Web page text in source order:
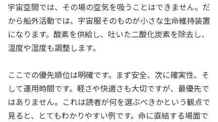
宇宙空間では、その場の空気を吸うことはできません。だ
から船外活動では、宇宙服そのものが小さな生命維持装置
になります。酸素を供給し、吐いた二酸化炭素を除去し、
温度や湿度も調整します。
ここでの優先順位は明確です。まず安全、次に確実性、そ
して運用時間です。軽さや快適さも大切ですが、最優先で
はありません。これは読者が何を選ぶべきかという観点で
見ると、とてもわかりやすい例です。命に直結する場面で